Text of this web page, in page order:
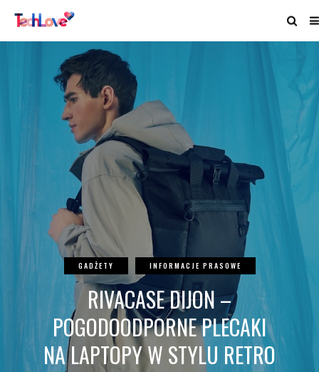
GADŻETY INFORMACJE PRASOWE
RIVACASE DIJON –
POGODOODPORNE PLECAKI
NA LAPTOPY W STYLU RETRO